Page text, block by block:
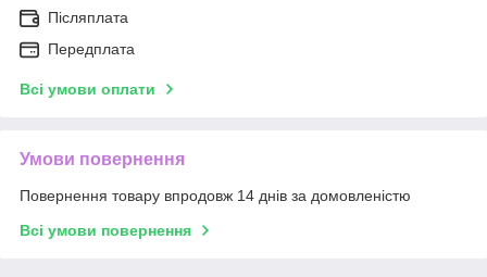
Післяплата
Передплата
Всі умови оплати
Умови повернення
Повернення товару впродовж 14 днів за домовленістю
Всі умови повернення